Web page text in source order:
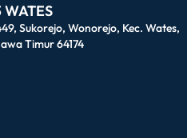
WATES
Sukorejo, Wonorejo, Kec. Wates,
Timur 64174